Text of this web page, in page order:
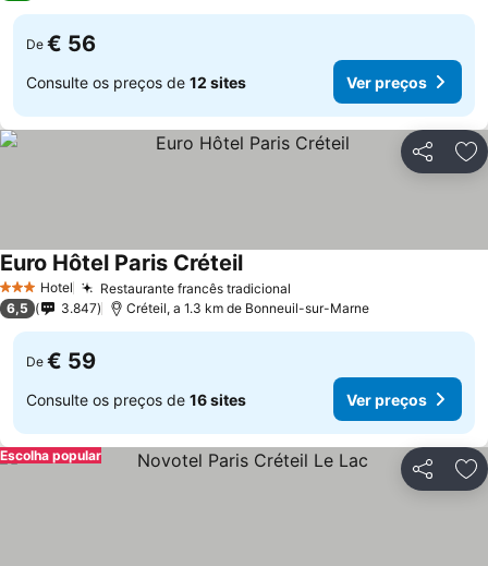
De € 56
Consulte os preços de 12 sites Ver preços
Partilhar
3 EstrelasHotel Restaurante francês tradicional
Euro Hôtel Paris CréteilVer preços
6,5 3.847 Créteil, a 1.3 km de Bonneuil-sur-Marne
De € 59
Consulte os preços de 16 sites Ver preços
Partilhar
Escolha popular